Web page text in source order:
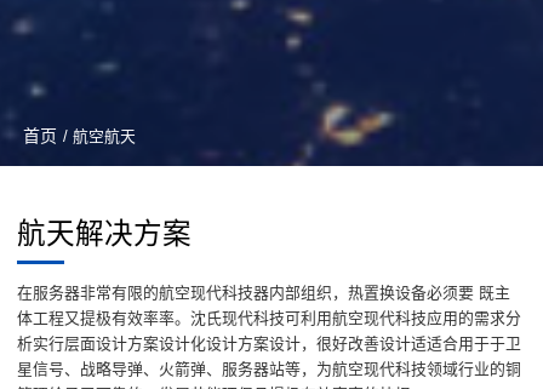
首页 / 航空航天
航天解决方案
在服务器非常有限的航空现代科技器内部组织，热置换设备必须要 既主
体工程又提极有效率率。沈氏现代科技可利用航空现代科技应用的需求分
析实行层面设计方案设计化设计方案设计，很好改善设计适适合用于于卫
星信号、战略导弹、火箭弹、服务器站等，为航空现代科技领域行业的铜